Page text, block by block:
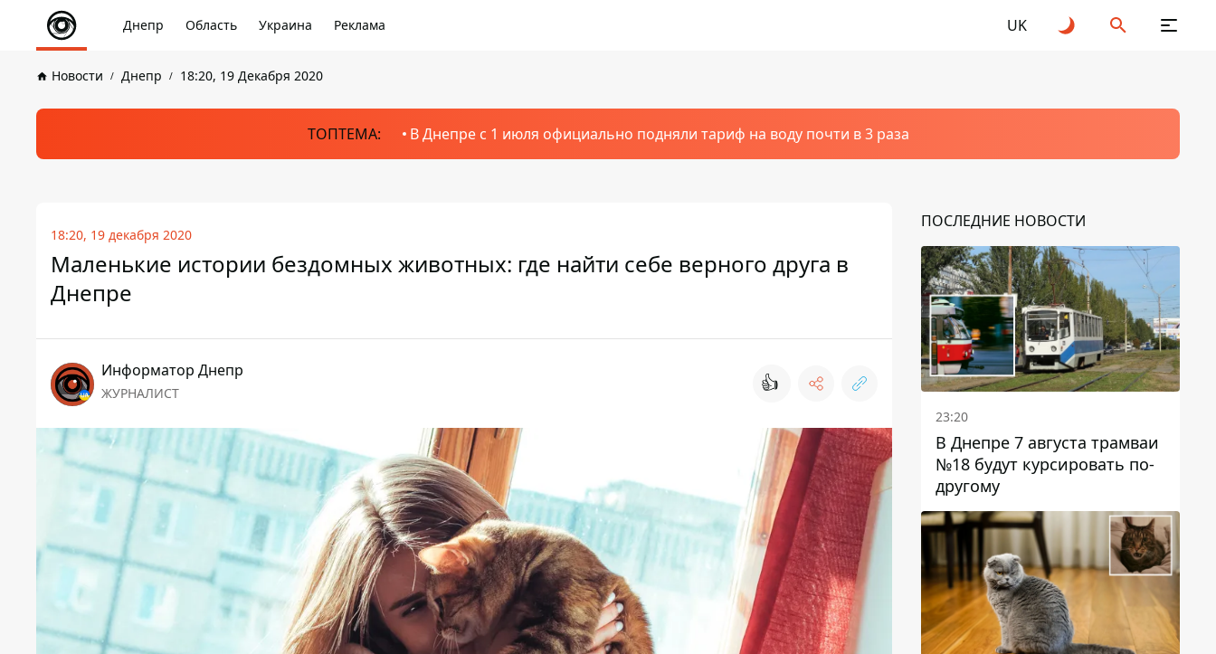
Днепр Область Украина Реклама UK
Новости Днепр 18:20, 19 Декабря 2020
ТОПТЕМА: В Днепре с 1 июля официально подняли тариф на воду почти в 3 раза
18:20, 19 декабря 2020
Маленькие истории бездомных животных: где найти себе верного друга в
Днепре
Информатор Днепр
ЖУРНАЛИСТ 👍
ПОСЛЕДНИЕ НОВОСТИ
23:20
В Днепре 7 августа трамваи
№18 будут курсировать по-
другому